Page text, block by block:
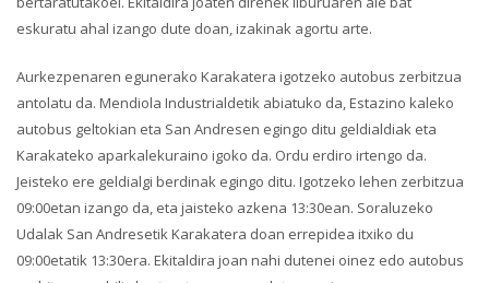
eskuratu ahal izango dute doan, izakinak agortu arte.
Aurkezpenaren egunerako Karakatera igotzeko autobus zerbitzua
antolatu da. Mendiola Industrialdetik abiatuko da, Estazino kaleko
autobus geltokian eta San Andresen egingo ditu geldialdiak eta
Karakateko aparkalekuraino igoko da. Ordu erdiro irtengo da.
Jeisteko ere geldialgi berdinak egingo ditu. Igotzeko lehen zerbitzua
09:00etan izango da, eta jaisteko azkena 13:30ean. Soraluzeko
Udalak San Andresetik Karakatera doan errepidea itxiko du
09:00etatik 13:30era. Ekitaldira joan nahi dutenei oinez edo autobus